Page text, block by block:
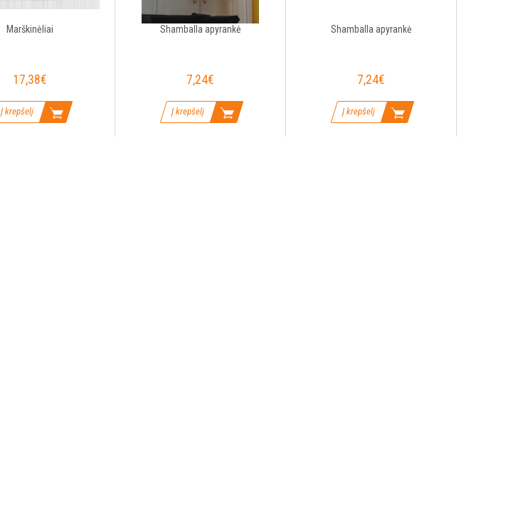
Marškinėliai
17,38€
Į krepšelį
Shamballa apyrankė
7,24€
Į krepšelį
Shamballa apyrankė
7,24€
Į krepšelį